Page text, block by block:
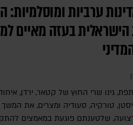
ערביות
הישראלית בעזה מאיים
גינו שרי החוץ של קטאר, ירדן, איחוד
טורקיה, סעודיה ומצרים, את
שלטענתם פוגעת במאמצים